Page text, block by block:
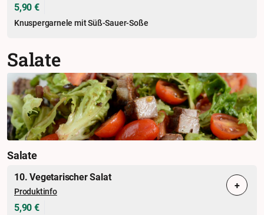
5,90 €
Knuspergarnele mit Süß-Sauer-Soße
Salate
Salate
10. Vegetarischer Salat
Produktinfo
5,90 €
+